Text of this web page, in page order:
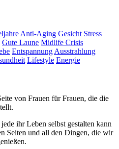
Anti-Aging Gesicht Stress
Gute Laune Midlife Crisis
Entspannung Ausstrahlung
Lifestyle Energie
von Frauen für Frauen, die die
ihr Leben selbst gestalten kann
Seiten und all den Dingen, die wir